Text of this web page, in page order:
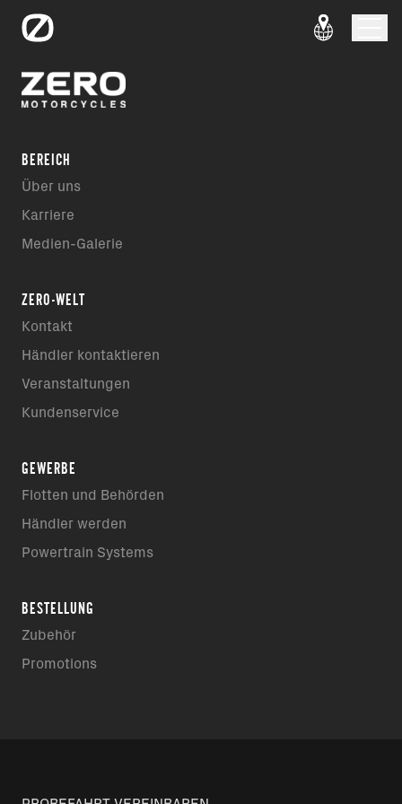
BEREICH
Über uns
Karriere
Medien-Galerie
ZERO-WELT
Kontakt
Händler kontaktieren
Veranstaltungen
Kundenservice
GEWERBE
Flotten und Behörden
Händler werden
Powertrain Systems
BESTELLUNG
Zubehör
Promotions